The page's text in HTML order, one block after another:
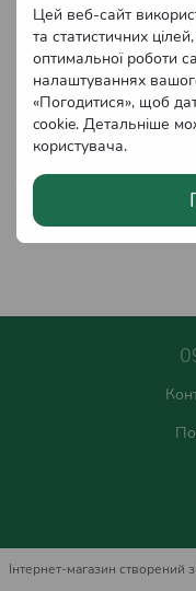
Цей веб-сайт
та статистичних
оптимальної роботи
налаштуваннях
«Погодитися», щоб
cookie. Детальніше
користувача.
Інтернет-магазин створений